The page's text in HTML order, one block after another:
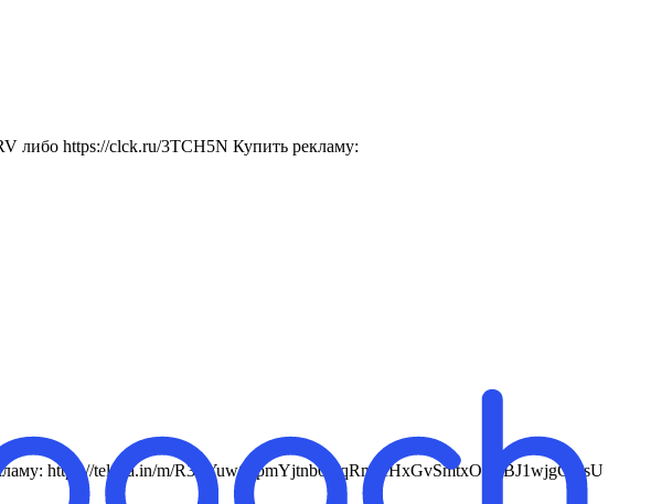
https://clck.ru/3TCH5N Купить рекламу:
https://telega.in/m/R3FYuwCrpmYjtnb0mqRm1fHxGvSmtxOeYBJ1wjgGNsU